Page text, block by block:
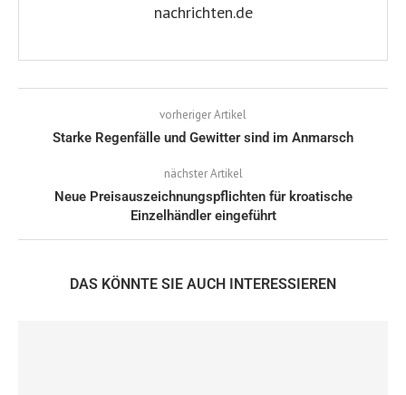
nachrichten.de
vorheriger Artikel
Starke Regenfälle und Gewitter sind im Anmarsch
nächster Artikel
Neue Preisauszeichnungspflichten für kroatische
Einzelhändler eingeführt
DAS KÖNNTE SIE AUCH INTERESSIEREN